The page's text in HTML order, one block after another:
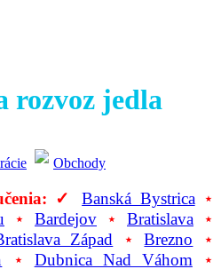
rozvoz jedla
Obchody
✓ Banská Bystrica⋆
⋆ Bardejov ⋆ Bratislava ⋆
Západ ⋆Brezno ⋆
⋆ Dubnica Nad Váhom ⋆